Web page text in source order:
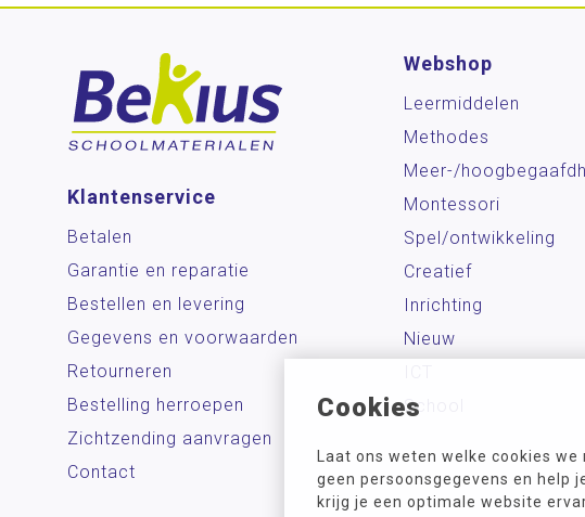
Cookies
Laat ons weten welke cookies
geen persoonsgegevens en help
krijg je een optimale website
Klantenservice
Betalen
Garantie en reparatie
Bestellen en levering
Gegevens en voorwaarden
Retourneren
Bestelling herroepen
Zichtzending aanvragen
Contact
Webshop
Leermiddelen
Methodes
Meer-/
Montessori
Spel/ontwikkeling
Creatief
Inrichting
Nieuw
School